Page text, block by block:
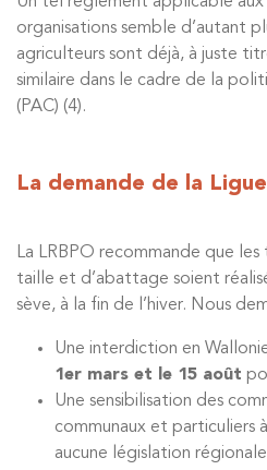
organisations semble d’autant
agriculteurs sont déjà, à juste
similaire dans le cadre de la
(PAC) (4).
La demande de la Ligue
La LRBPO recommande que les
taille et d’abattage soient
sève, à la fin de l’hiver. Nous
Une interdiction en
1er mars et le 15 août
Une sensibilisation des
communaux et
aucune législation